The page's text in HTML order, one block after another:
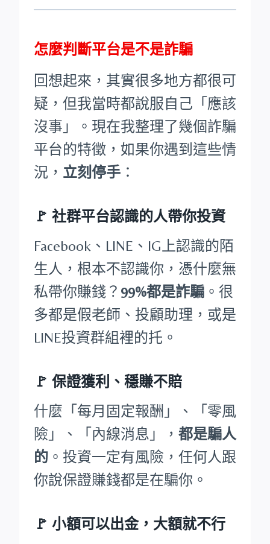
怎麼判斷平台是不是詐騙
回想起來，其實很多地方都很可
疑，但我當時都說服自己「應該
沒事」。現在我整理了幾個詐騙
平台的特徵，如果你遇到這些情
況， 立刻停手 ：
🚩 社群平台認識的人帶你投資
Facebook、LINE、IG上認識的陌
生人，根本不認識你，憑什麼無
私帶你賺錢？ 99%都是詐騙 。很
多都是假老師、投顧助理，或是
LINE投資群組裡的托。
🚩 保證獲利、穩賺不賠
什麼「每月固定報酬」、「零風
險」、「內線消息」， 都是騙人
的 。投資一定有風險，任何人跟
你說保證賺錢都是在騙你。
🚩 小額可以出金，大額就不行